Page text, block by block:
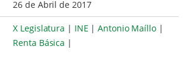
26 de Abril de 2017
X Legislatura | INE |Antonio Maíllo|
Renta Básica |